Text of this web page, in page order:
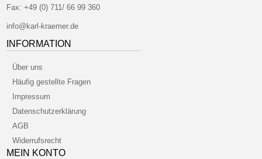
Fax: +49 (0) 711/ 66 99 360
info@karl-kraemer.de
INFORMATION
Über uns
Häufig gestellte Fragen
Impressum
Datenschutzerklärung
AGB
Widerrufsrecht
MEIN KONTO